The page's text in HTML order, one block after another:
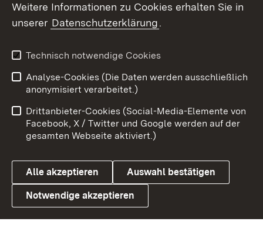
X / Twitter
Youtube
Link zum Landesportal
Impressum
Kontakt
Barrierefreiheit
Datenschutz
Cookies
Weitere Informationen zu Cookies erhalten Sie in
unserer Datenschutzerklärung.
Technisch notwendige Cookies
Analyse-Cookies (Die Daten werden ausschließlich
anonymisiert verarbeitet.)
Drittanbieter-Cookies (Social-Media-Elemente von
Facebook, X / Twitter und Google werden auf der
gesamten Webseite aktiviert.)
Alle akzeptieren Auswahl bestätigen
Notwendige akzeptieren